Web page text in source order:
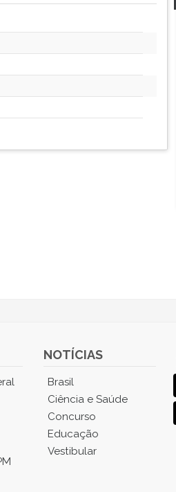
NOTÍCIAS
Brasil
Ciência e Saúde
Concurso
Educação
Vestibular